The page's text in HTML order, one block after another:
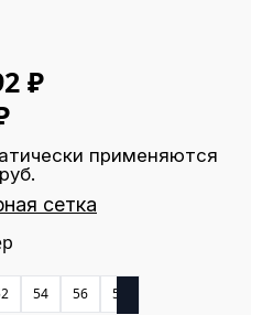
₽
применяются
сетка
54 56 58